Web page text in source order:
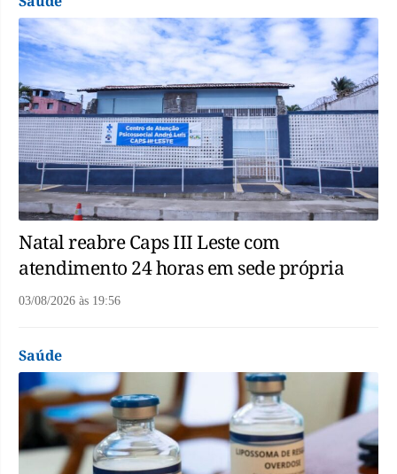
Natal reabre Caps III Leste com
atendimento 24 horas em sede própria
03/08/2026 às 19:56
Saúde